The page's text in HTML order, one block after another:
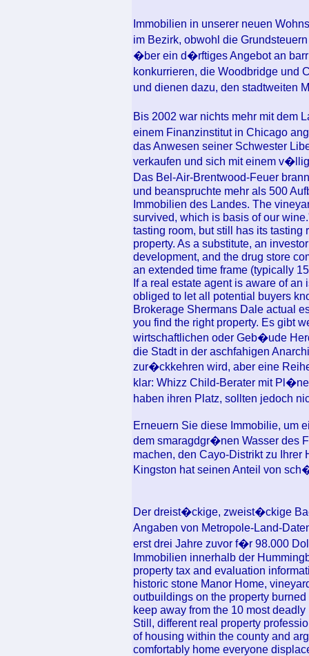
Immobilien in unserer neuen
im Bezirk, obwohl die
�ber ein d�rftiges Angebot an
konkurrieren, die Woodbridge
und dienen dazu, den stadtweiten
Bis 2002 war nichts mehr mit dem
einem Finanzinstitut in Chicago
das Anwesen seiner Schwester
verkaufen und sich mit einem
Das Bel-Air-Brentwood-Feuer
und beanspruchte mehr als 500
Immobilien des Landes. The
survived, which is basis of our
tasting room, but still has its
property. As a substitute, an
development, and the drug store
an extended time frame (typically
If a real estate agent is aware of
obliged to let all potential buyers
Brokerage Shermans Dale actual
you find the right property. Es gibt
wirtschaftlichen oder Geb�ude
die Stadt in der aschfahigen
zur�ckkehren wird, aber eine
klar: Whizz Child-Berater mit
haben ihren Platz, sollten jedoch
Erneuern Sie diese Immobilie, um
dem smaragdgr�nen Wasser des
machen, den Cayo-Distrikt zu
Kingston hat seinen Anteil von
Der dreist�ckige, zweist�ckige
Angaben von Metropole-Land-
erst drei Jahre zuvor f�r 98.000
Immobilien innerhalb der
property tax and evaluation
historic stone Manor Home,
outbuildings on the property
keep away from the 10 most
Still, different real property
of housing within the county and
comfortably home everyone